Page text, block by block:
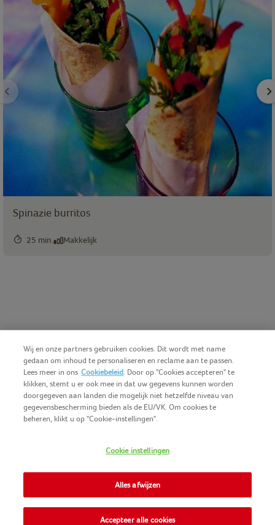
Spinazie burritos
25 min. Makkelijk
COPYRIGHT IGLO 2025
CONTACTEER ONS
COOKIE-POLICY
NOMAD FOODS
PRIVACY-POLICY
SITEMAP
Wij en onze partners gebruiken cookies. Dit wordt met name
gedaan om inhoud te personaliseren en reclame aan te passen.
Lees meer in ons Cookiebeleid. Door op "Cookies accepteren" te
klikken, stemt u er ook mee in dat uw gegevens kunnen worden
doorgegeven aan landen die mogelijk niet hetzelfde niveau van
gegevensbescherming bieden als de EU/VK. Om cookies te
beheren, klikt u op "Cookie-instellingen".
Cookie instellingen
Alles afwijzen
Accepteer alle cookies